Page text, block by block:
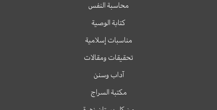
محاسبة النفس
كتابة الوصية
مناسبات إسلامية
تحقيقات ومقالات
آداب وسنن
مكتبة السراج